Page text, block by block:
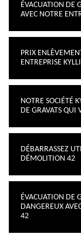
ÉVACUATION DE
AVEC NOTRE
PRIX
ENTREPRISE
NOTRE SOCIÉTÉ
DE GRAVATS QUI
DÉBARRASSEZ
DÉMOLITION 42
ÉVACUATION DE
DANGEREUX
42